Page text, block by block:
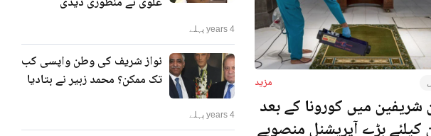
مزید
میں کورونا کے بعد
بڑے آپریشنل منصوبے
4 years پہلے
نواز شریف کی وطن واپسی کب
تک ممکن؟ محمد زبیر نے بتادیا
4 years پہلے